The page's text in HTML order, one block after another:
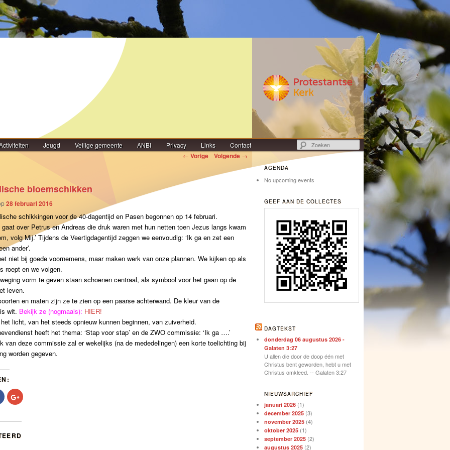
Jeugd Veilige gemeente ANBI Privacy Links Contact
Zoeken
← Vorige Volgende →
bloemschikken
28 februari 2016
schikkingen voor de 40-dagentijd en Pasen begonnen op 14 februari.
gaat over Petrus en Andreas die druk waren met hun netten toen Jezus langs kwam
volg Mij.’ Tijdens de Veertigdagentijd zeggen we eenvoudig: ‘Ik ga en zet een
ander’.
niet bij goede voornemens, maar maken werk van onze plannen. We kijken op als
roept en we volgen.
vorm te geven staan schoenen centraal, als symbool voor het gaan op de
leven.
en maten zijn ze te zien op een paarse achterwand. De kleur van de
wit. Bekijk ze (nogmaals): HIER!
licht, van het steeds opnieuw kunnen beginnen, van zuiverheid.
heeft het thema: ‘Stap voor stap’ en de ZWO commissie: ‘Ik ga ….’
van deze commissie zal er wekelijks (na de mededelingen) een korte toelichting bij
worden gegeven.
Klik
om
in
Klik
om
in
AGENDA
No upcoming events
GEEF AAN DE COLLECTES
DAGTEKST
donderdag 06 augustus 2026 -
Galaten 3:27
U allen die door de doop één met
Christus bent geworden, hebt u met
Christus omkleed. -- Galaten 3:27
NIEUWSARCHIEF
januari 2026 (1)
december 2025 (3)
november 2025 (4)
oktober 2025 (1)
september 2025 (2)
augustus 2025 (2)